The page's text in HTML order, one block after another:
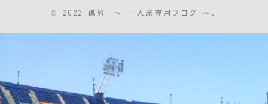
© 2022 孤旅 〜 一人旅専用ブログ ～.